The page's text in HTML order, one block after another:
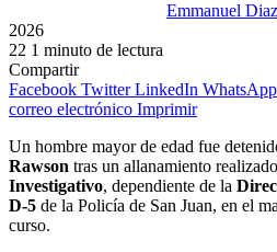
Emmanuel Diaz
2026
22 1 minuto de lectura
Compartir
Facebook Twitter LinkedIn WhatsApp
correo electrónico Imprimir
Un hombre mayor de edad fue
Rawson tras un allanamiento
Investigativo, dependiente de la
D-5 de la Policía de San Juan, en el
curso.